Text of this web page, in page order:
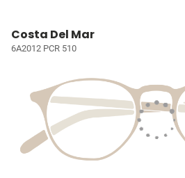
Costa Del Mar
6A2012 PCR 510